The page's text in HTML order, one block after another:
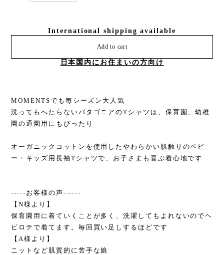
International shipping available
Add to cart
日本国内にお住まいの方向け
MOMENTSでも毎シーズン大人気
洗ってもへたらないパタゴニアのTシャツは、保育園、幼稚
園の通園用にもぴったり
オーガニックコットンを使用したやわらかい肌触りのベビ
ー・キッズ用長袖Tシャツで、お子さまも喜ぶ着心地です
-----お客様の声------
【N様より】
保育園用に着ていくことが多く、洗濯してもよれないのでヘ
ビロテで着てます。毎回買い足しするほどです
【A様より】
ニットなど肌質的に苦手な娘